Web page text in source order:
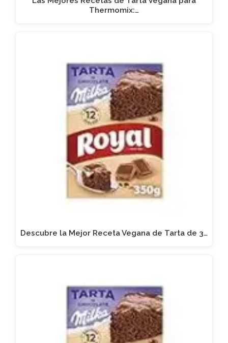
Thermomix:…
Descubre la Mejor Receta Vegana de Tarta de 3…